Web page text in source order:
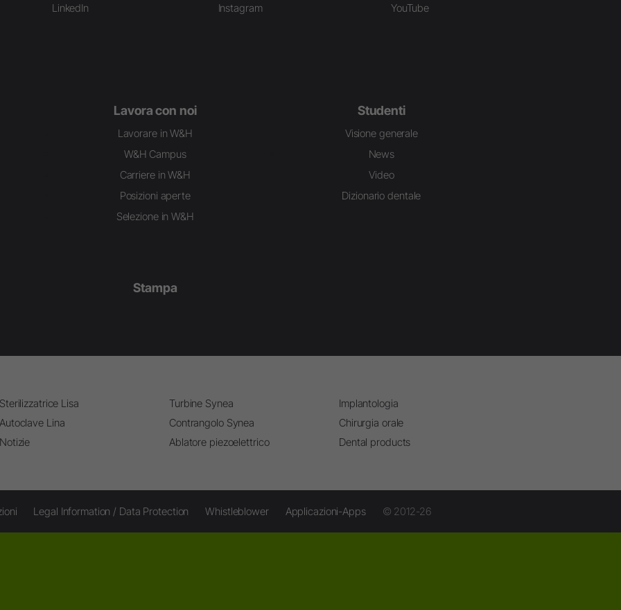
LinkedIn Instagram YouTube
Lavora con noi
Lavorare in W&H
W&H Campus
Carriere in W&H
Posizioni aperte
Selezione in W&H
Studenti
Visione generale
News
Video
Dizionario dentale
Stampa
Sterilizzatrice Lisa
Autoclave Lina
Notizie
Turbine Synea
Contrangolo Synea
Ablatore piezoelettrico
Implantologia
Chirurgia orale
Dental products
Legal Information / Data Protection Whistleblower Applicazioni-Apps © 2012-26